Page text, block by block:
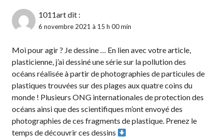
1011artdit :
6 novembre 2021 à 15 h 00 min
Moi pour agir ? Je dessine … En lien avec votre article,
plasticienne, j’ai dessiné une série sur la pollution des
océans réalisée à partir de photographies de particules de
plastiques trouvées sur des plages aux quatre coins du
monde ! Plusieurs ONG internationales de protection des
océans ainsi que des scientifiques m’ont envoyé des
photographies de ces fragments de plastique. Prenez le
temps de découvrir ces dessins